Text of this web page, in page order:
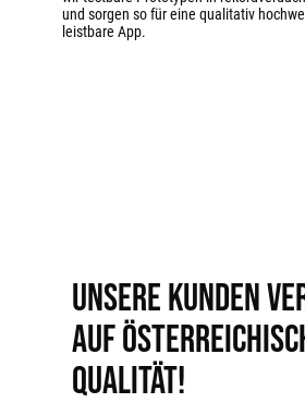
und sorgen so für eine qualitativ
leistbare App.
Unsere Kunden
auf
Qualität!